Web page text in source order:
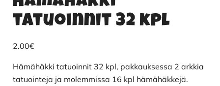
tatuoinnit 32 kpl
2.00€
Hämähäkki tatuoinnit 32 kpl, pakkauksessa 2 arkkia
tatuointeja ja molemmissa 16 kpl hämähäkkejä.